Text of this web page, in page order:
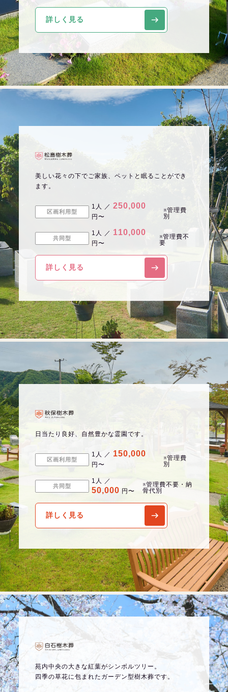
詳しく見る
美しい花々の下でご家族、ペットと眠ることができ
ます。
区画利用型
1人 ／250,000
円〜
※管理費
別
共同型
1人 ／ 110,000
円〜
※管理費不
要
詳しく見る
日当たり良好、自然豊かな霊園です。
区画利用型
1人 ／ 150,000
円〜
※管理費
別
共同型
1人 ／
50,000 円〜
※管理費不要・納
骨代別
詳しく見る
苑内中央の大きな紅葉がシンボルツリー。
四季の草花に包まれたガーデン型樹木葬です。